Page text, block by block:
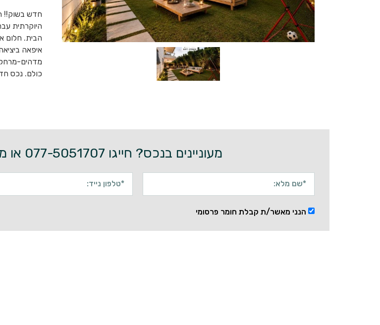
חדש בשוק!!
איפאה
מדהים-מרחק
כולם. נכס
מעוניינים בנכס? חייגו 077-5051707 או מלאו פרטים בטופס מטה:
הנני מאשר/ת קבלת חומר פרסומי